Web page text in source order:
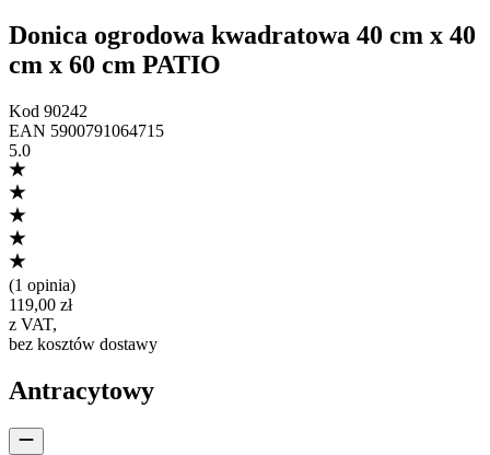
Donica ogrodowa kwadratowa 40 cm x 40
cm x 60 cm PATIO
Kod 90242
EAN 5900791064715
5.0
(1 opinia)
119,00 zł
z VAT,
bez kosztów dostawy
Antracytowy